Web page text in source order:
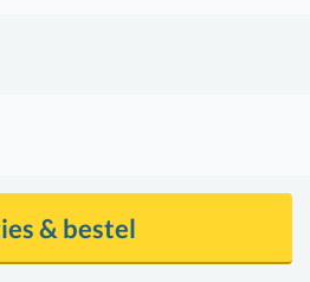
& bestel